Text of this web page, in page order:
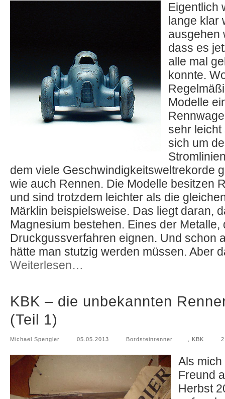
Eigentlich
lange klar
ausgehen
dass es
alle mal
konnte.
Modelle
sehr leicht
sich um
dem viele Geschwindigkeitsweltrekorde
wie auch Rennen. Die Modelle besitzen
und sind trotzdem leichter als die
Märklin beispielsweise. Das liegt daran,
Magnesium bestehen. Eines der Metalle,
Druckgussverfahren eignen. Und schon
hätte man stutzig werden müssen. Aber
Weiterlesen…
KBK – die unbekannten
(Teil 1)
Michael Spengler 05.05.2013 Bordsteinrenner KBK
Als
Freund
Herbst